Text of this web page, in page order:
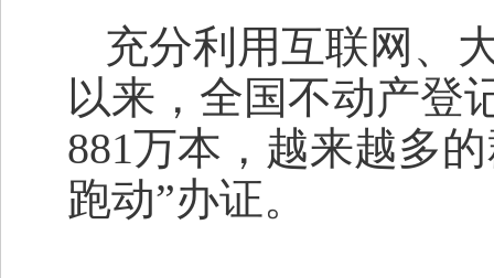
充分利用互联网、
以来，全国不动产登
881万本，越来越多
跑动”办证。